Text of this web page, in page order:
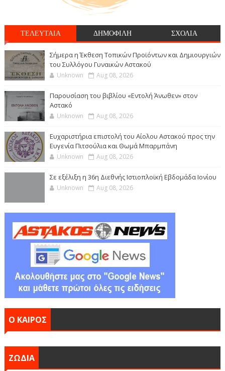
ΤΕΛΕΥΤΑΙΑ ΔΗΜΟΦΙΛΗ ΣΧΟΛΙΑ
Σήμερα η Έκθεση Τοπικών Προϊόντων και Δημιουργιών
του Συλλόγου Γυναικών Αστακού
Unknown Aug 08, 2026
Παρουσίαση του βιβλίου «Εντολή Άνωθεν» στον
Αστακό
Unknown Aug 08, 2026
Ευχαριστήρια επιστολή του Αίολου Αστακού προς την
Ευγενία Πιτσούλια και Θωμά Μπαρμπάνη
Unknown Aug 08, 2026
Σε εξέλιξη η 36η Διεθνής Ιστιοπλοϊκή Εβδομάδα Ιονίου
Unknown Aug 08, 2026
Ο ΚΑΙΡΟΣ
ΖΩΔΙΑ